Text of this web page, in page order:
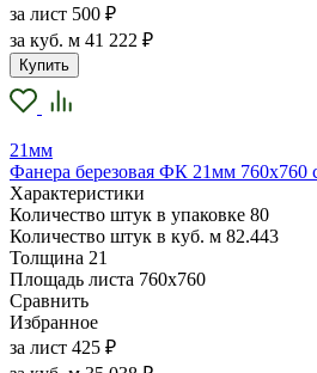
за лист 500 ₽
за куб. м 41 222 ₽
Купить
21мм
Фанера березовая ФК 21мм 760х760
Характеристики
Количество штук в упаковке 80
Количество штук в куб. м 82.443
Толщина 21
Площадь листа 760х760
Сравнить
Избранное
за лист 425 ₽